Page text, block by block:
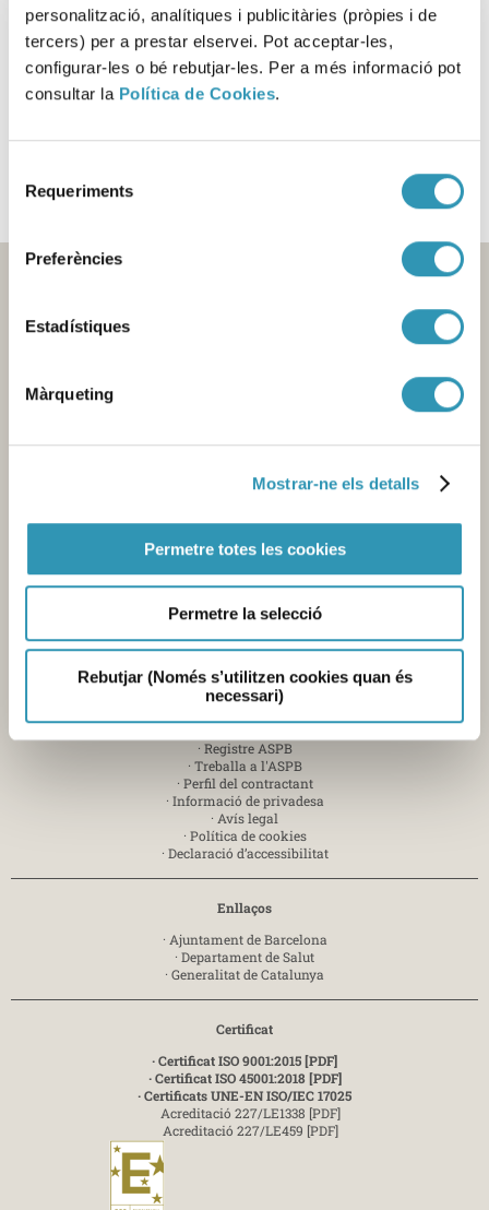
personalització, analítiques i publicitàries (pròpies i de
tercers) per a prestar elservei. Pot acceptar-les,
configurar-les o bé rebutjar-les. Per a més informació pot
consultar la Política de Cookies.
Requeriments
Preferències
Estadístiques
Màrqueting
Mostrar-ne els detalls
Permetre totes les cookies
Permetre la selecció
Rebutjar (Només s’utilitzen cookies quan és
necessari)
Descarregar fitxer
ASPB
GESTIÓ DE SERVEIS
Contacte
Pl. Lesseps, 1 - 08023 Barcelona -T. 932 384 545
Av. Drassanes, 13 - 08001 Barcelona -T. 934 439 400
Mercabarna
· Registre ASPB
· Treballa a l'ASPB
· Perfil del contractant
· Informació de privadesa
· Avís legal
· Política de cookies
· Declaració d’accessibilitat
Enllaços
· Ajuntament de Barcelona
· Departament de Salut
· Generalitat de Catalunya
Certificat
· Certificat ISO 9001:2015 [PDF]
· Certificat ISO 45001:2018 [PDF]
· Certificats UNE-EN ISO/IEC 17025
Acreditació 227/LE1338 [PDF]
Acreditació 227/LE459 [PDF]